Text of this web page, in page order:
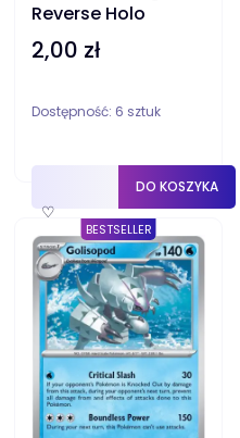
Reverse Holo
Cena
2,00 zł
Dostępność: 6 sztuk
♡
DO KOSZYKA
BESTSELLER